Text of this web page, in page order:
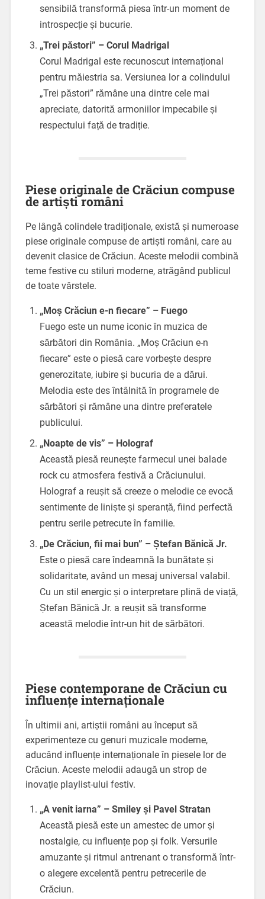
sensibilă transformă piesa într-un moment de
introspecție și bucurie.
„Trei păstori” – Corul Madrigal
Corul Madrigal este recunoscut internațional
pentru măiestria sa. Versiunea lor a colindului
„Trei păstori” rămâne una dintre cele mai
apreciate, datorită armoniilor impecabile și
respectului față de tradiție.
Piese originale de Crăciun compuse
de artiști români
Pe lângă colindele tradiționale, există și numeroase
piese originale compuse de artiști români, care au
devenit clasice de Crăciun. Aceste melodii combină
teme festive cu stiluri moderne, atrăgând publicul
de toate vârstele.
„Moș Crăciun e-n fiecare” – Fuego
Fuego este un nume iconic în muzica de
sărbători din România. „Moș Crăciun e-n
fiecare” este o piesă care vorbește despre
generozitate, iubire și bucuria de a dărui.
Melodia este des întâlnită în programele de
sărbători și rămâne una dintre preferatele
publicului.
„Noapte de vis” – Holograf
Această piesă reunește farmecul unei balade
rock cu atmosfera festivă a Crăciunului.
Holograf a reușit să creeze o melodie ce evocă
sentimente de liniște și speranță, fiind perfectă
pentru serile petrecute în familie.
„De Crăciun, fii mai bun” – Ștefan Bănică Jr.
Este o piesă care îndeamnă la bunătate și
solidaritate, având un mesaj universal valabil.
Cu un stil energic și o interpretare plină de viață,
Ștefan Bănică Jr. a reușit să transforme
această melodie într-un hit de sărbători.
Piese contemporane de Crăciun cu
influențe internaționale
În ultimii ani, artiștii români au început să
experimenteze cu genuri muzicale moderne,
aducând influențe internaționale în piesele lor de
Crăciun. Aceste melodii adaugă un strop de
inovație playlist-ului festiv.
„A venit iarna” – Smiley și Pavel Stratan
Această piesă este un amestec de umor și
nostalgie, cu influențe pop și folk. Versurile
amuzante și ritmul antrenant o transformă într-
o alegere excelentă pentru petrecerile de
Crăciun.